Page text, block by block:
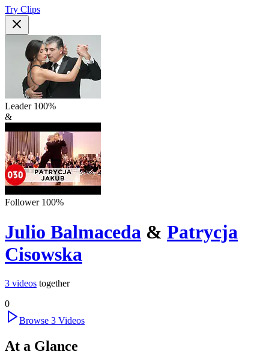
Try Clips
Leader 100%
&
Follower 100%
Julio Balmaceda & Patrycja
Cisowska
3 videos together
0
Browse 3 Videos
At a Glance